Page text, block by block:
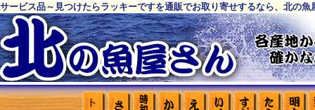
サービス品～見つけたらラッキーですを通販でお取り寄せするなら、北の魚